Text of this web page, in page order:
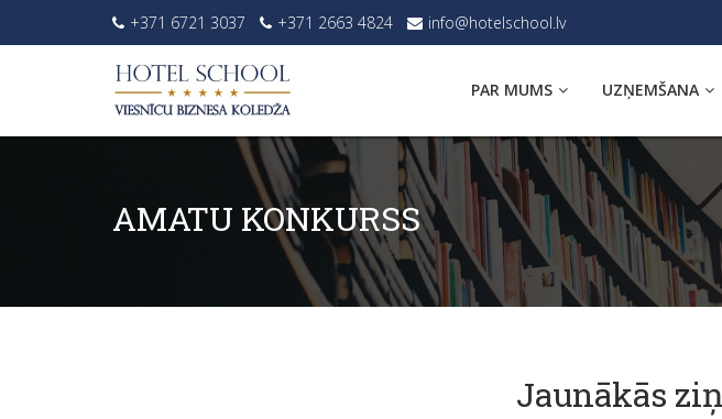
+371 6721 3037 +371 2663 4824 info@hotelschool.lv
PAR MUMS UZŅEMŠANA
AMATU KONKURSS
Jaunākās